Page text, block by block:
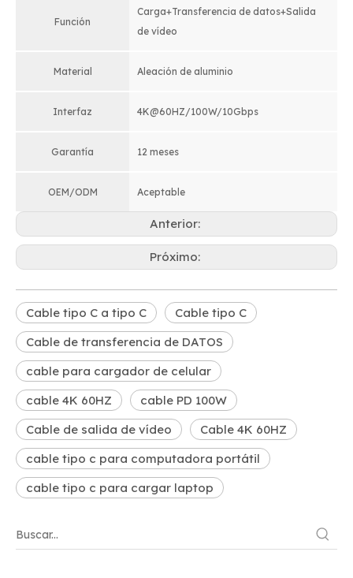
Función
Carga+Transferencia de datos+Salida
de vídeo
Material Aleación de aluminio
Interfaz 4K@60HZ/100W/10Gbps
Garantía 12 meses
OEM/ODM Aceptable
Anterior:
Próximo:
Cable tipo C a tipo C
Cable tipo C
Cable de transferencia de DATOS
cable para cargador de celular
cable 4K 60HZ
cable PD 100W
Cable de salida de vídeo
Cable 4K 60HZ
cable tipo c para computadora portátil
cable tipo c para cargar laptop